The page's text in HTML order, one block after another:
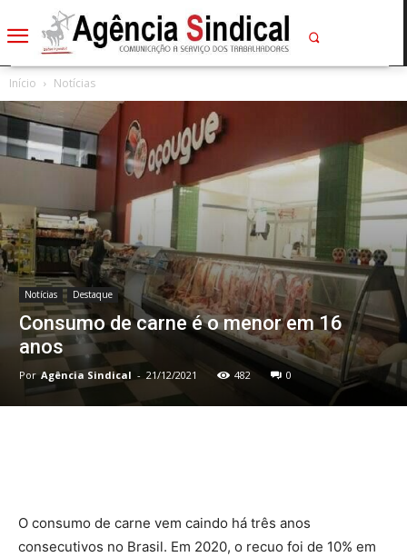
Início Notícias
Notícias Destaque
Consumo de carne é o menor em 16
anos
Por Agência Sindical - 21/12/2021 482 0
O consumo de carne vem caindo há três anos
consecutivos no Brasil. Em 2020, o recuo foi de 10% em